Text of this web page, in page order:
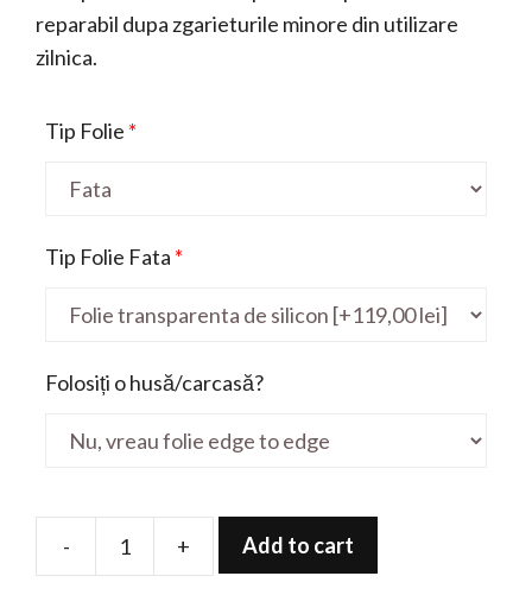
reparabil dupa zgarieturile minore din utilizare
zilnica.
Tip Folie *
Tip Folie Fata *
Folosiți o husă/carcasă?
-
Folie
+ Add to cart